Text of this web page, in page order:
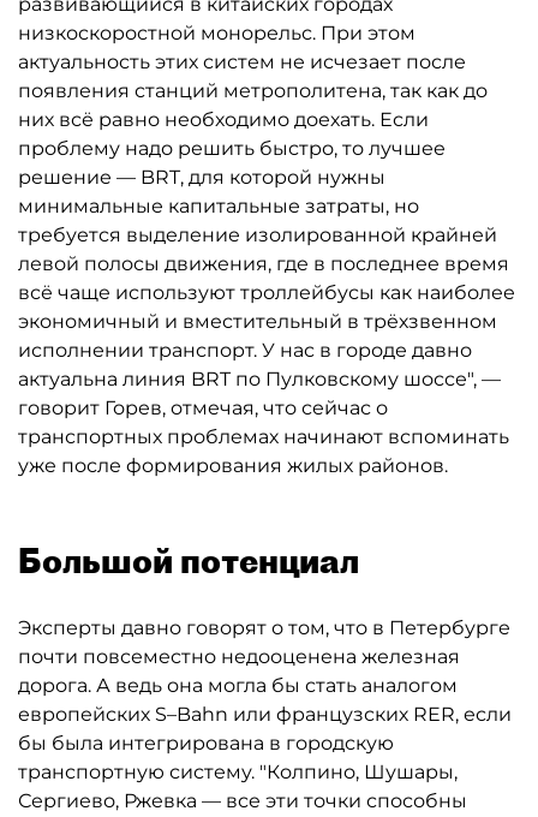
низкоскоростной монорельс. При этом
актуальность этих систем не исчезает после
появления станций метрополитена, так как до
них всё равно необходимо доехать. Если
проблему надо решить быстро, то лучшее
решение — BRT, для которой нужны
минимальные капитальные затраты, но
требуется выделение изолированной крайней
левой полосы движения, где в последнее время
всё чаще используют троллейбусы как наиболее
экономичный и вместительный в трёхзвенном
исполнении транспорт. У нас в городе давно
актуальна линия BRT по Пулковскому шоссе", —
говорит Горев, отмечая, что сейчас о
транспортных проблемах начинают вспоминать
уже после формирования жилых районов.
Большой потенциал
Эксперты давно говорят о том, что в Петербурге
почти повсеместно недооценена железная
дорога. А ведь она могла бы стать аналогом
европейских S–Bahn или французских RER, если
бы была интегрирована в городскую
транспортную систему. "Колпино, Шушары,
Сергиево, Ржевка — все эти точки способны